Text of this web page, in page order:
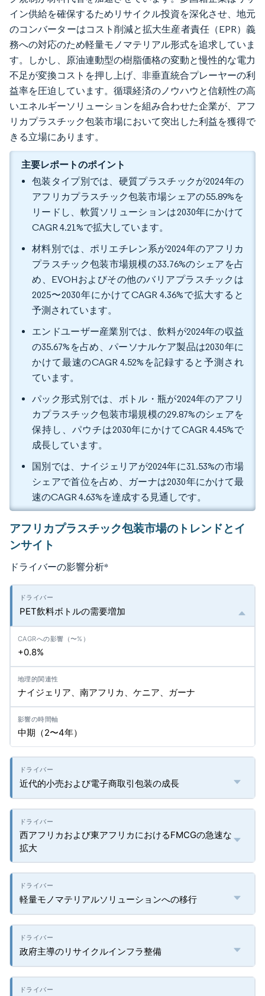
イン供給を確保するためリサイクル投資を深化させ、地元
のコンバーターはコスト削減と拡大生産者責任（EPR）義
務への対応のため軽量モノマテリアル形式を追求していま
す。しかし、原油連動型の樹脂価格の変動と慢性的な電力
不足が変換コストを押し上げ、非垂直統合プレーヤーの利
益率を圧迫しています。循環経済のノウハウと信頼性の高
いエネルギーソリューションを組み合わせた企業が、アフ
リカプラスチック包装市場において突出した利益を獲得で
きる立場にあります。
主要レポートのポイント
包装タイプ別では、硬質プラスチックが2024年の
アフリカプラスチック包装市場シェアの55.89%を
リードし、軟質ソリューションは2030年にかけて
CAGR 4.21%で拡大しています。
材料別では、ポリエチレン系が2024年のアフリカ
プラスチック包装市場規模の33.76%のシェアを占
め、EVOHおよびその他のバリアプラスチックは
2025〜2030年にかけてCAGR 4.36%で拡大すると
予測されています。
エンドユーザー産業別では、飲料が2024年の収益
の35.67%を占め、パーソナルケア製品は2030年に
かけて最速のCAGR 4.52%を記録すると予測され
ています。
パック形式別では、ボトル・瓶が2024年のアフリ
カプラスチック包装市場規模の29.87%のシェアを
保持し、パウチは2030年にかけてCAGR 4.45%で
成長しています。
国別では、ナイジェリアが2024年に31.53%の市場
シェアで首位を占め、ガーナは2030年にかけて最
速のCAGR 4.63%を達成する見通しです。
アフリカプラスチック包装市場のトレンドとイ
ンサイト
ドライバーの影響分析*
PET飲料ボトルの需要増加
+0.8%
ナイジェリア、南アフリカ、ケニア、ガーナ
中期（2〜4年）
近代的小売および電子商取引包装の成長
西アフリカおよび東アフリカにおけるFMCGの急速な
拡大
軽量モノマテリアルソリューションへの移行
政府主導のリサイクルインフラ整備